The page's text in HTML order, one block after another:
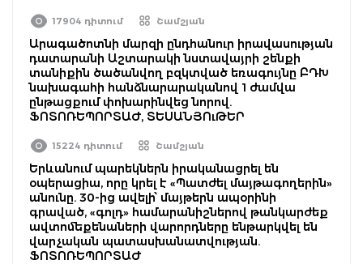
17904 դիտում Շամշյան
Արագածոտնի մարզի ընդհանուր իրավասության
դատարանի Աշտարակի նստավայրի շենքի
տանիքին ծածանվող բզկտված եռագույնը ԲԴԽ
նախագահի հանձնարարականով 1 ժամվա
ընթացքում փոխարինվեց նորով.
ՖՈՏՈՌԵՊՈՐՏԱԺ, ՏԵՍԱՆՅՈւԹԵՐ
15224 դիտում Շամշյան
Երևանում պարեկներն իրականացրել են
օպերացիա, որը կրել է «Պատժել մայթագողերին»
անունը. 30-ից ավելի՝ մայթերն ապօրինի
գրաված, «գոլդ» համարանիշներով թանկարժեք
ավտոմեքենաների վարորդները ենթարկվել են
վարչական պատասխանատվության.
ՖՈՏՈՌԵՊՈՐՏԱԺ